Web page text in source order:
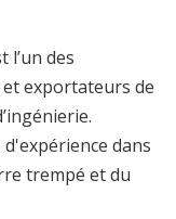
l’un des
exportateurs de
dans
trempé et du